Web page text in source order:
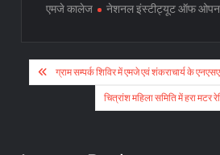
एमजे कालेज
नेशनल इंस्टीट्यूट ऑफ ओपन
Post
navigation
ग्राम सम्पर्क शिविर में एमजे एवं शंकराचार्य के
चित्रांश महिला समिति में हरा मटर